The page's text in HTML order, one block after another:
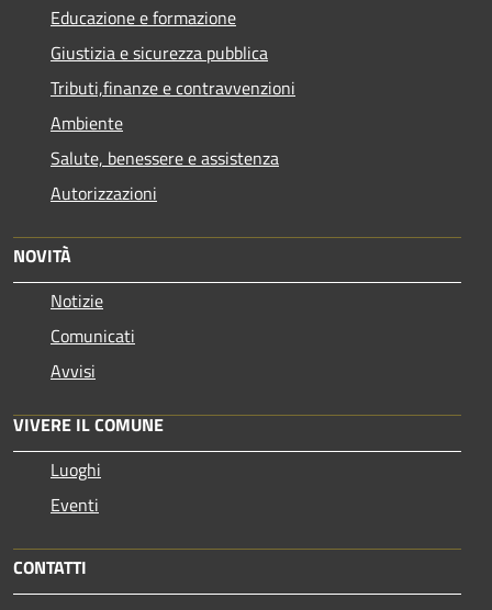
Educazione e formazione
Giustizia e sicurezza pubblica
Tributi,finanze e contravvenzioni
Ambiente
Salute, benessere e assistenza
Autorizzazioni
NOVITÀ
Notizie
Comunicati
Avvisi
VIVERE IL COMUNE
Luoghi
Eventi
CONTATTI